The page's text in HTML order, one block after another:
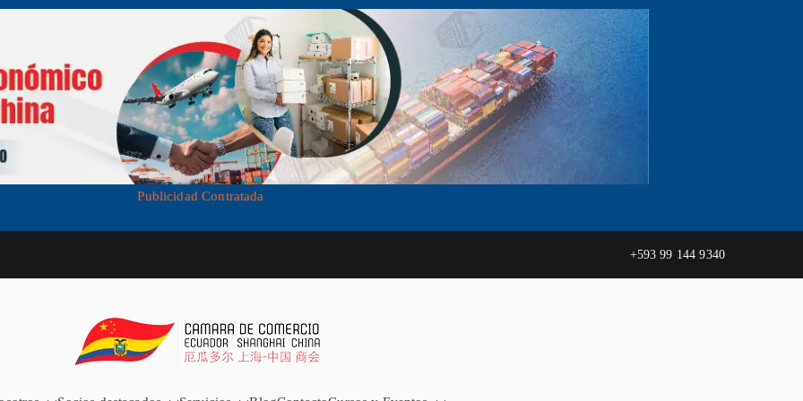
Publicidad Contratada
+593 99 144 9340